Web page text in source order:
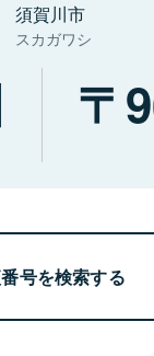
須賀川市
スカガワシ
号を検索する